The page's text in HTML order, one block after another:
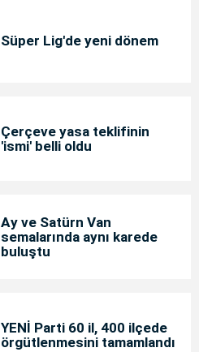
Süper Lig'de yeni dönem
Çerçeve yasa teklifinin
'ismi' belli oldu
Ay ve Satürn Van
semalarında aynı karede
buluştu
YENİ Parti 60 il, 400 ilçede
örgütlenmesini tamamlandı